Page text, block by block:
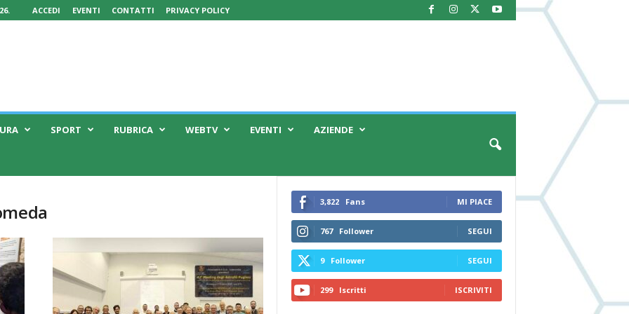
ACCEDI EVENTI CONTATTI PRIVACY POLICY
SPORT RUBRICA WEBTV EVENTI AZIENDE
3,822 Fans MI PIACE
767 Follower SEGUI
9 Follower SEGUI
299 Iscritti ISCRIVITI